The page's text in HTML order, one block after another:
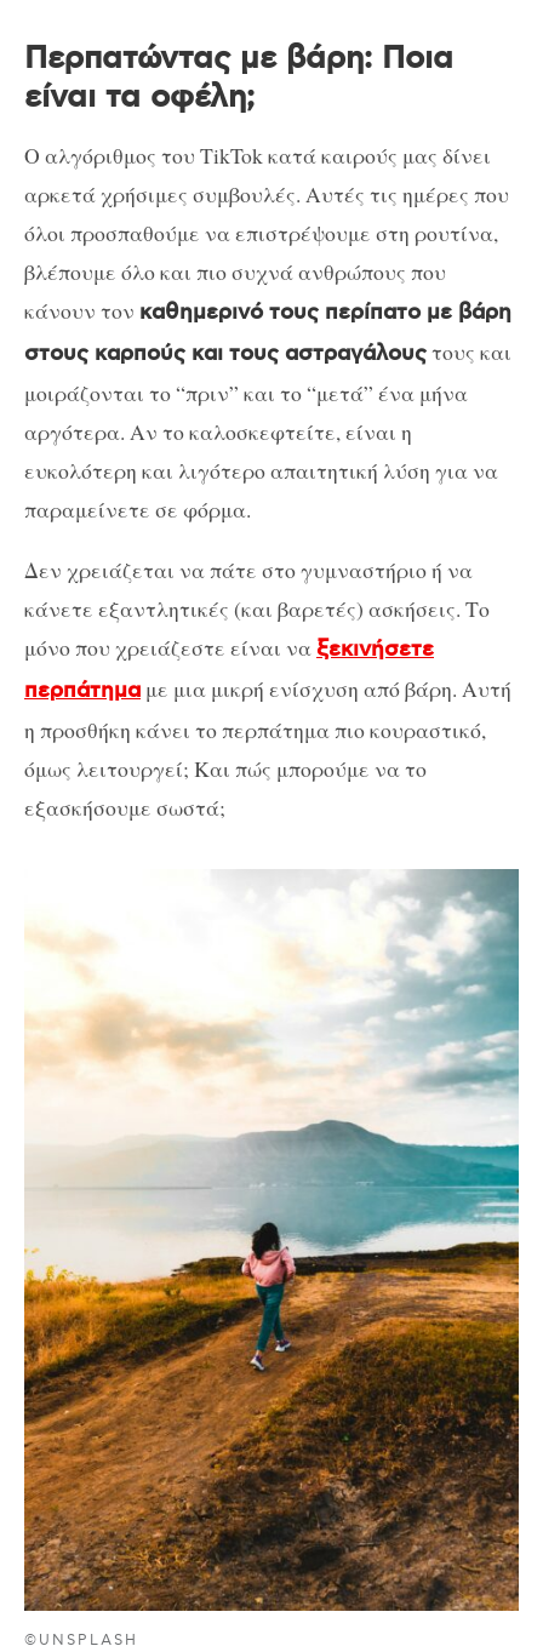
Περπατώντας με βάρη: Ποια
είναι τα οφέλη;
Ο αλγόριθμος του TikTok κατά καιρούς μας δίνει
αρκετά χρήσιμες συμβουλές. Αυτές τις ημέρες που
όλοι προσπαθούμε να επιστρέψουμε στη ρουτίνα,
βλέπουμε όλο και πιο συχνά ανθρώπους που
κάνουν τον καθημερινό τους περίπατο με βάρη
στους καρπούς και τους αστραγάλουςτους και
μοιράζονται το “πριν” και το “μετά” ένα μήνα
αργότερα. Αν το καλοσκεφτείτε, είναι η
ευκολότερη και λιγότερο απαιτητική λύση για να
παραμείνετε σε φόρμα.
Δεν χρειάζεται να πάτε στο γυμναστήριο ή να
κάνετε εξαντλητικές (και βαρετές) ασκήσεις. Το
μόνο που χρειάζεστε είναι ναξεκινήσετε
περπάτημα με μια μικρή ενίσχυση από βάρη. Αυτή
η προσθήκη κάνει το περπάτημα πιο κουραστικό,
όμως λειτουργεί; Και πώς μπορούμε να το
εξασκήσουμε σωστά;
©UNSPLASH